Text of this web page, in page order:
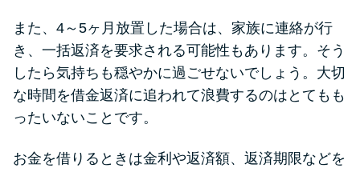
また、4～5ヶ月放置した場合は、家族に連絡が行
き、一括返済を要求される可能性もあります。そう
したら気持ちも穏やかに過ごせないでしょう。大切
な時間を借金返済に追われて浪費するのはとてもも
ったいないことです。
お金を借りるときは金利や返済額、返済期限などを